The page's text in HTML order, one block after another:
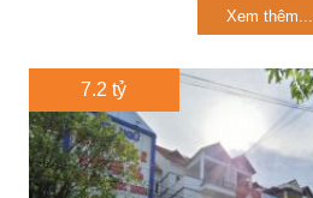
Xem thêm...
7.2 tỷ